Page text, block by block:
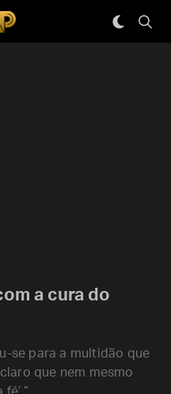
a cura do
se para a multidão que
que nem mesmo